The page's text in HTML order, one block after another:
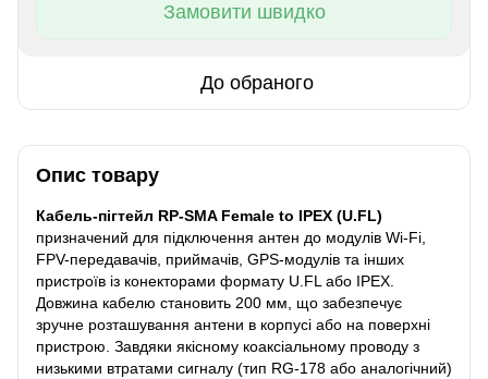
Замовити швидко
До обраного
Опис товару
Кабель-пігтейл RP-SMA Female to IPEX (U.FL)
призначений для підключення антен до модулів Wi-Fi,
FPV-передавачів, приймачів, GPS-модулів та інших
пристроїв із конекторами формату U.FL або IPEX.
Довжина кабелю становить 200 мм, що забезпечує
зручне розташування антени в корпусі або на поверхні
пристрою. Завдяки якісному коаксіальному проводу з
низькими втратами сигналу (тип RG-178 або аналогічний)